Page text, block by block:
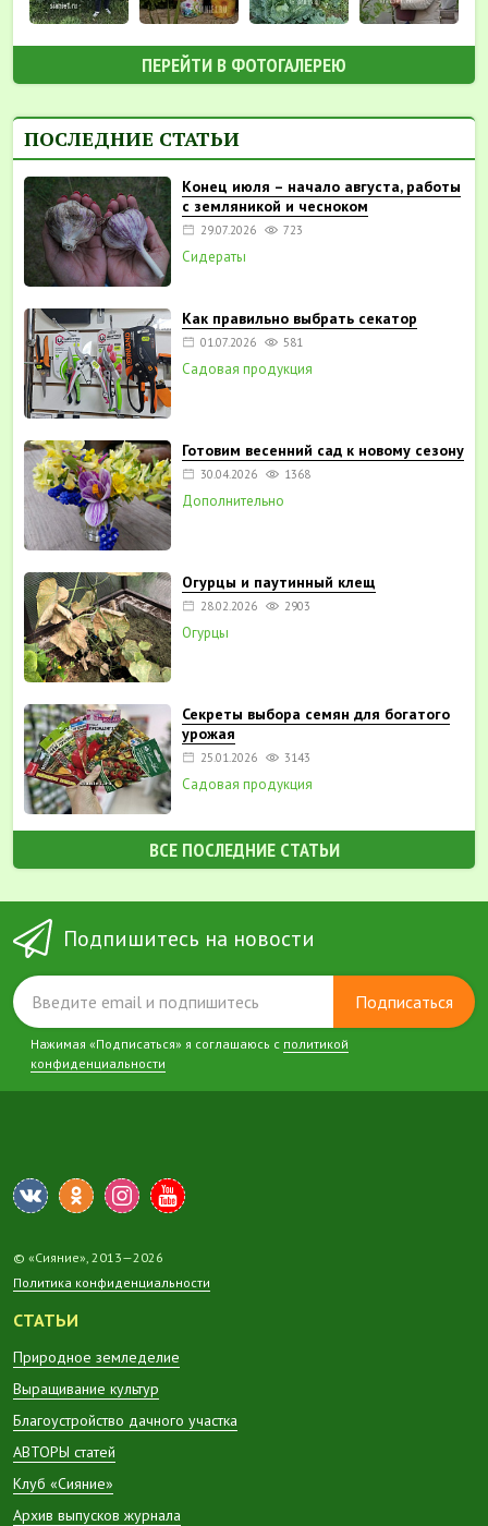
ПЕРЕЙТИ В ФОТОГАЛЕРЕЮ
ПОСЛЕДНИЕ СТАТЬИ
Конец июля – начало августа, работы
с земляникой и чесноком
29.07.2026 723
Сидераты
Как правильно выбрать секатор
01.07.2026 581
Садовая продукция
Готовим весенний сад к новому сезону
30.04.2026 1368
Дополнительно
Огурцы и паутинный клещ
28.02.2026 2903
Огурцы
Секреты выбора семян для богатого
урожая
25.01.2026 3143
Садовая продукция
ВСЕ ПОСЛЕДНИЕ СТАТЬИ
Подпишитесь на новости
Подписаться
Нажимая «Подписаться» я соглашаюсь с политикой
конфиденциальности
© «Сияние», 2013—2026
Политика конфиденциальности
СТАТЬИ
Природное земледелие
Выращивание культур
Благоустройство дачного участка
АВТОРЫ статей
Клуб «Сияние»
Архив выпусков журнала